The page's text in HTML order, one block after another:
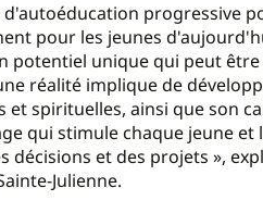
progressive
pour les jeunes
potentiel unique qui peut
réalité implique de
et spirituelles, ainsi que son
qui stimule chaque jeune
décisions et des projets »,
Julienne.